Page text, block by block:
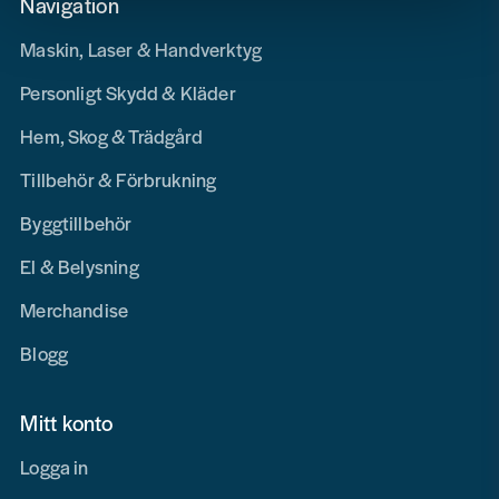
Maskin, Laser & Handverktyg
Personligt Skydd & Kläder
Hem, Skog & Trädgård
Tillbehör & Förbrukning
Byggtillbehör
El & Belysning
Merchandise
Blogg
Mitt konto
Logga in